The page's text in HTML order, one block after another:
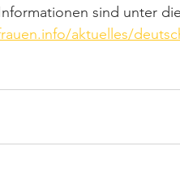
sind unter
aktuelles/